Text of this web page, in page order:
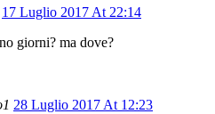
17 Luglio 2017 At 22:14
giorni? ma dove?
28 Luglio 2017 At 12:23